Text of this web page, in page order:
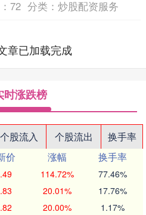
72 分类：炒股配资服务
章已加载完成
时涨跌榜
个股流入 个股流出
换手率
价 涨幅
换手率
114.72% 77.46%
20.01% 17.76%
20.00% 1.17%